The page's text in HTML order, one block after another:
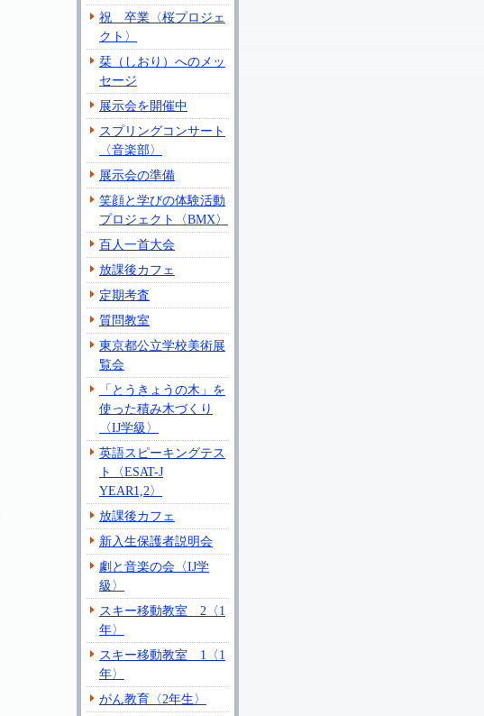
祝 卒業〈桜プロジェ
クト〉
栞（しおり）へのメッ
セージ
展示会を開催中
スプリングコンサート
〈音楽部〉
展示会の準備
笑顔と学びの体験活動
プロジェクト〈BMX〉
百人一首大会
放課後カフェ
定期考査
質問教室
東京都公立学校美術展
覧会
「とうきょうの木」を
使った積み木づくり
〈IJ学級〉
英語スピーキングテス
ト〈ESAT-J
YEAR1,2〉
放課後カフェ
新入生保護者説明会
劇と音楽の会〈IJ学
級〉
スキー移動教室 2〈1
年〉
スキー移動教室 1〈1
年〉
がん教育〈2年生〉